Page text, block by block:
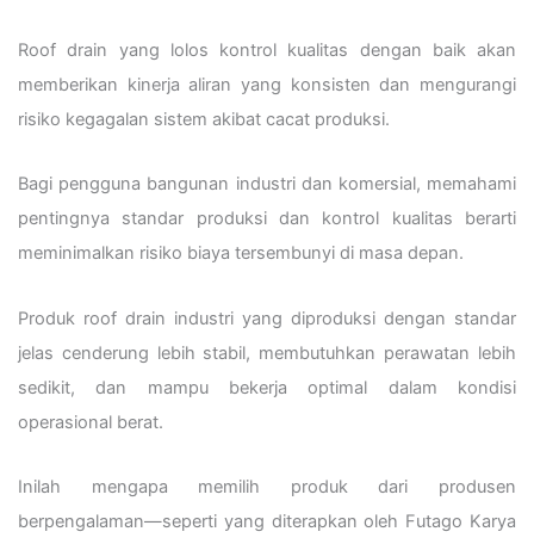
Roof drain yang lolos kontrol kualitas dengan baik akan
memberikan kinerja aliran yang konsisten dan mengurangi
risiko kegagalan sistem akibat cacat produksi.
Bagi pengguna bangunan industri dan komersial, memahami
pentingnya standar produksi dan kontrol kualitas berarti
meminimalkan risiko biaya tersembunyi di masa depan.
Produk roof drain industri yang diproduksi dengan standar
jelas cenderung lebih stabil, membutuhkan perawatan lebih
sedikit, dan mampu bekerja optimal dalam kondisi
operasional berat.
Inilah mengapa memilih produk dari produsen
berpengalaman—seperti yang diterapkan oleh Futago Karya